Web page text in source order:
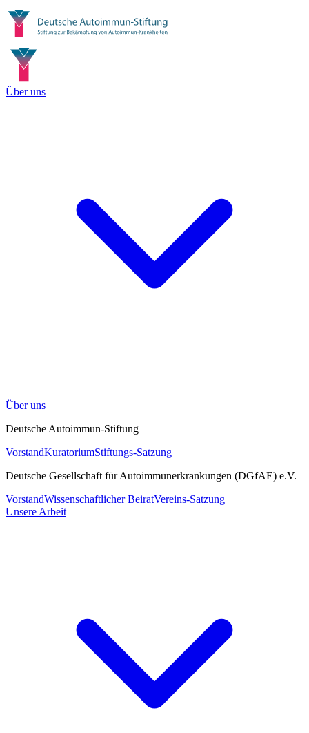
Über uns
Über uns
Deutsche Autoimmun-Stiftung
VorstandKuratoriumStiftungs-Satzung
Deutsche Gesellschaft für Autoimmunerkrankungen (DGfAE) e.V.
VorstandWissenschaftlicher BeiratVereins-Satzung
Unsere Arbeit